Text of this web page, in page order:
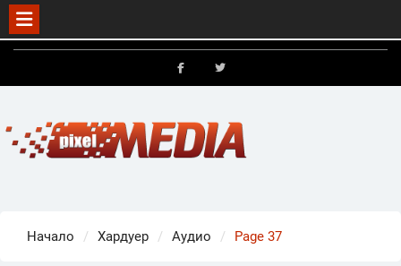
Skip
Начало Хардуер Аудио Page 37